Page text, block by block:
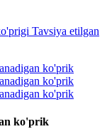
ko'prik